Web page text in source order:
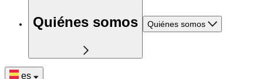
Quiénes somos Quiénes somos
es